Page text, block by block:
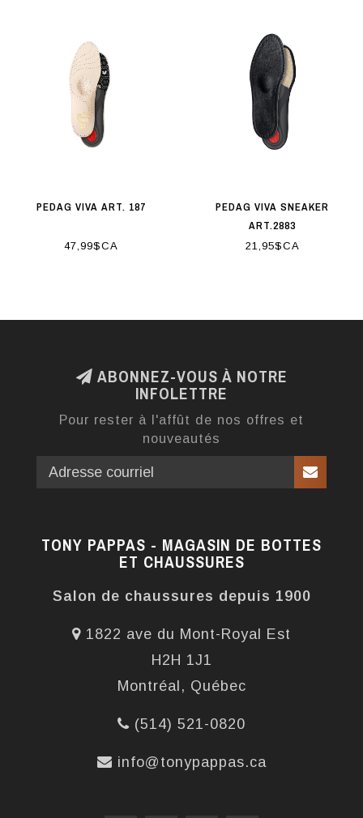
PEDAG VIVA ART. 187
47,99$CA
PEDAG VIVA SNEAKER
ART.2883
21,95$CA
ABONNEZ-VOUS À NOTRE
INFOLETTRE
Pour rester à l'affût de nos offres et
nouveautés
TONY PAPPAS - MAGASIN DE BOTTES
ET CHAUSSURES
Salon de chaussures depuis 1900
1822 ave du Mont-Royal Est
H2H 1J1
Montréal, Québec
(514) 521-0820
info@tonypappas.ca